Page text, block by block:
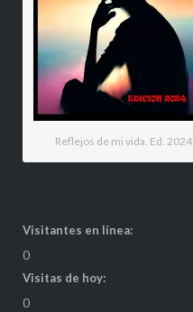
Reflejos de mi vida. Ed. 2024
Visitantes en línea:
0
Visitas de hoy:
0